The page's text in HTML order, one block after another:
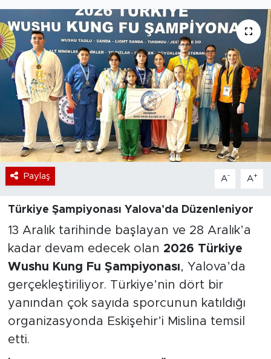
Paylaş A- A+
Türkiye Şampiyonası Yalova’da Düzenleniyor
13 Aralık tarihinde başlayan ve 28 Aralık’a
kadar devam edecek olan 2026 Türkiye
Wushu Kung Fu Şampiyonası, Yalova’da
gerçekleştiriliyor. Türkiye’nin dört bir
yanından çok sayıda sporcunun katıldığı
organizasyonda Eskişehir’i Mislina temsil
etti.
Magazin
Dünya
Sektör